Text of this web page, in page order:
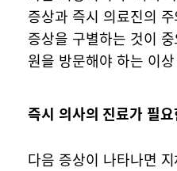
증상과 즉시 의료진의
증상을 구별하는 것이
원을 방문해야 하는 이
즉시 의사의 진료가 필
다음 증상이 나타나면